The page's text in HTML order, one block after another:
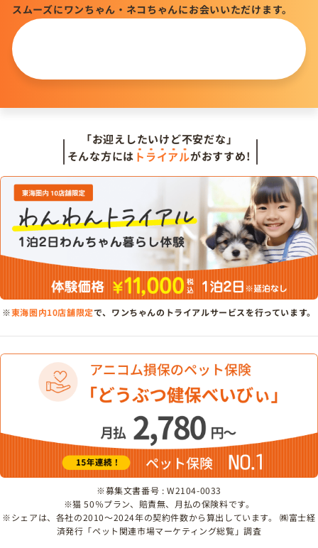
スムーズにワンちゃん・ネコちゃんにお会いいただけます。
「お迎えしたいけど不安だな」
そんな方には トライアルがおすすめ!
※東海圏内10店舗限定で、ワンちゃんのトライアルサービスを行っています。
※募集文書番号 : W2104-0033
※猫 50％プラン、賠責無、月払の保険料です。
※シェアは、各社の2010～2024年の契約件数から算出しています。 ㈱富士経
済発行「ペット関連市場マーケティング総覧」調査